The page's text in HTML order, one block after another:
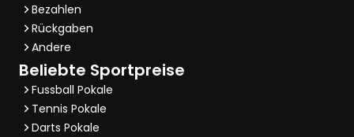
Bezahlen
Rückgaben
Andere
Beliebte Sportpreise
Fussball Pokale
Tennis Pokale
Darts Pokale